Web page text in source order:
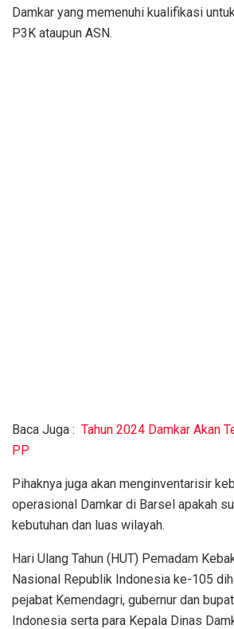
Damkar yang memenuhi kualifikasi
P3K ataupun ASN.
Baca Juga : Tahun 2024 Damkar Akan
PP
Pihaknya juga akan menginventarisir
operasional Damkar di Barsel apakah
kebutuhan dan luas wilayah.
Hari Ulang Tahun (HUT) Pemadam
Nasional Republik Indonesia ke-105
pejabat Kemendagri, gubernur dan
Indonesia serta para Kepala Dinas